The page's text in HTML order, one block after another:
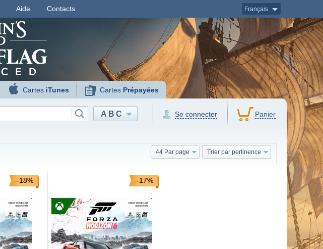
Aide Contacts Français
Cartes iTunes Cartes Prépayées
ABC Se connecter Panier
Trier par pertinence
44 Par page
–18% –17%